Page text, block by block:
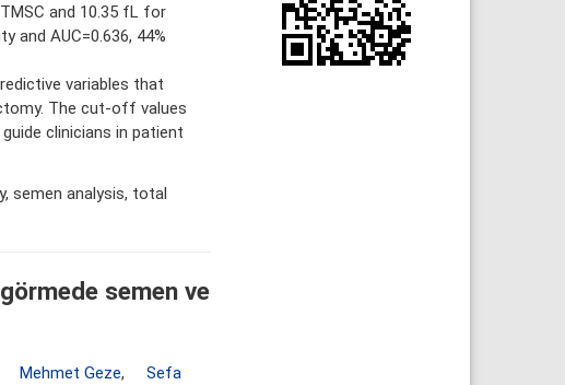
and 10.35 fL for
and AUC=0.636, 44%
variables that
The cut-off values
clinicians in patient
semen analysis, total
semen ve
Mehmet Geze,
Sefa